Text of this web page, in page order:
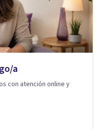
a
con atención online y